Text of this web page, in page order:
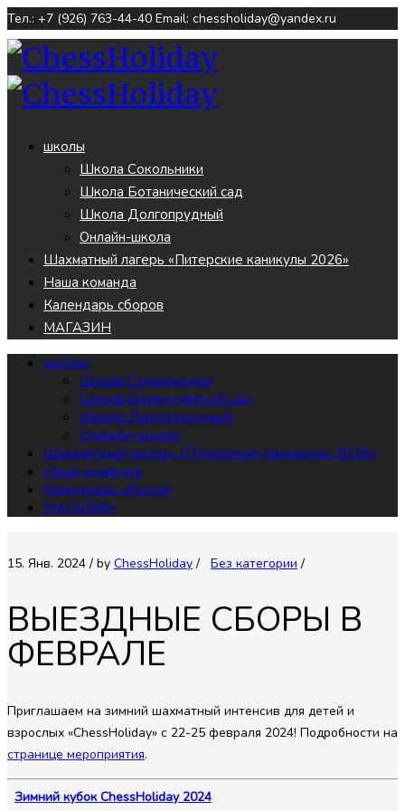
Тел.: +7 (926) 763-44-40 Email: chessholiday@yandex.ru
школы
Школа Сокольники
Школа Ботанический сад
Школа Долгопрудный
Онлайн-школа
Шахматный лагерь «Питерские каникулы 2026»
Наша команда
Календарь сборов
МАГАЗИН
школы
Школа Сокольники
Школа Ботанический сад
Школа Долгопрудный
Онлайн-школа
Шахматный лагерь «Питерские каникулы 2026»
Наша команда
Календарь сборов
МАГАЗИН
15. Янв. 2024 / by СhessHoliday / Без категории /
ВЫЕЗДНЫЕ СБОРЫ В
ФЕВРАЛЕ
Приглашаем на зимний шахматный интенсив для детей и
взрослых «ChessHoliday» с 22-25 февраля 2024! Подробности на
странице мероприятия.
Зимний кубок ChessHoliday 2024